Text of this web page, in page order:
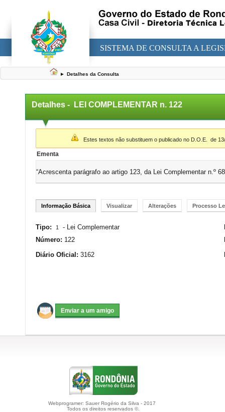
SISTEMA DE CONSULTA A
► Detalhes da Consulta
Detalhes - LEI COMPLEMENTAR n. 122
▼
Estes textos não substituem o publicado no D.O.E. de
Ementa
“Acrescenta parágrafo ao artigo 123, da Lei Complementar n.º
Informação Básica Visualizar Alterações Processo
Tipo: 1 - Lei Complementar
Número: 122
Diário Oficial: 3162
Webprogramer: Sauer Rogério da Silva - 2017
Todos os direitos reservados ©.